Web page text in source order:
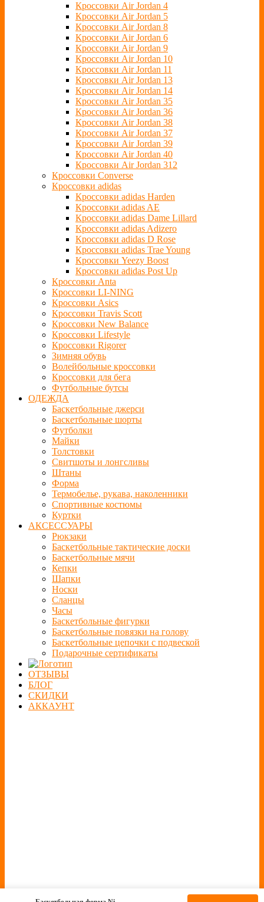
Кроссовки Air Jordan 4
Кроссовки Air Jordan 5
Кроссовки Air Jordan 8
Кроссовки Air Jordan 6
Кроссовки Air Jordan 9
Кроссовки Air Jordan 10
Кроссовки Air Jordan 11
Кроссовки Air Jordan 13
Кроссовки Air Jordan 14
Кроссовки Air Jordan 35
Кроссовки Air Jordan 36
Кроссовки Air Jordan 38
Кроссовки Air Jordan 37
Кроссовки Air Jordan 39
Кроссовки Air Jordan 40
Кроссовки Air Jordan 312
Кроссовки Converse
Кроссовки adidas
Кроссовки adidas Harden
Кроссовки adidas AE
Кроссовки adidas Dame Lillard
Кроссовки adidas Adizero
Кроссовки adidas D Rose
Кроссовки adidas Trae Young
Кроссовки Yeezy Boost
Кроссовки adidas Post Up
Кроссовки Anta
Кроссовки LI-NING
Кроссовки Asics
Кроссовки Travis Scott
Кроссовки New Balance
Кроссовки Lifestyle
Кроссовки Rigorer
Зимняя обувь
Волейбольные кроссовки
Кроссовки для бега
Футбольные бутсы
ОДЕЖДА
Баскетбольные джерси
Баскетбольные шорты
Футболки
Майки
Толстовки
Свитшоты и лонгсливы
Штаны
Форма
Термобелье, рукава, наколенники
Спортивные костюмы
Куртки
АКСЕССУАРЫ
Рюкзаки
Баскетбольные тактические доски
Баскетбольные мячи
Кепки
Шапки
Носки
Сланцы
Часы
Баскетбольные фигурки
Баскетбольные повязки на голову
Баскетбольные цепочки с подвеской
Подарочные сертификаты
ОТЗЫВЫ
БЛОГ
СКИДКИ
АККАУНТ